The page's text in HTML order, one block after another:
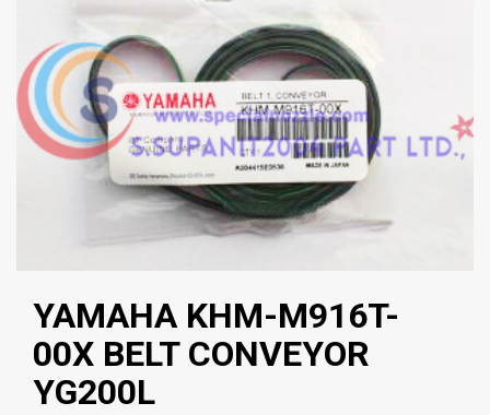
YAMAHA KHM-M916T-
00X BELT CONVEYOR
YG200L